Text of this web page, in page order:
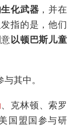
化武器 ，并在
指的是，他们
以顿巴斯儿童
其中。
、克林顿、索罗
国盟国参与研